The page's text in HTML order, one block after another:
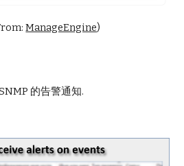
ManageEngine)
的告警通知.